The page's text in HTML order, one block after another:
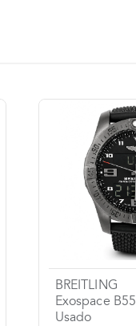
BREITLING
Exospace B55
Usado